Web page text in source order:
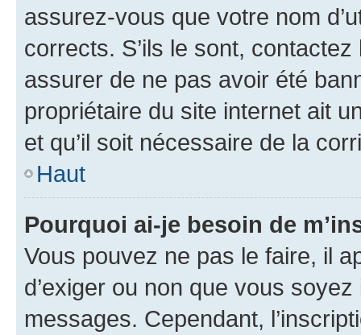
assurez-vous que votre nom
corrects. S’ils le sont,
assurer de ne pas avoir été
propriétaire du site internet ait
et qu’il soit nécessaire de la
Haut
Pourquoi ai-je besoin de
Vous pouvez ne pas le faire, il
d’exiger ou non que vous
messages. Cependant,